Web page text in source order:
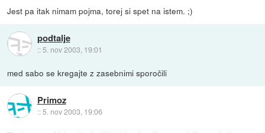
Jest pa itak nimam pojma, torej si spet na istem. ;)
podtalje
:: 5. nov 2003, 19:01
med sabo se kregajte z zasebnimi sporočili
Primoz
::5. nov 2003, 19:06